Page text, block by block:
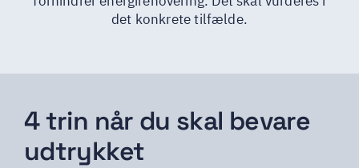
det konkrete tilfælde.
4 trin når du skal bevare
udtrykket